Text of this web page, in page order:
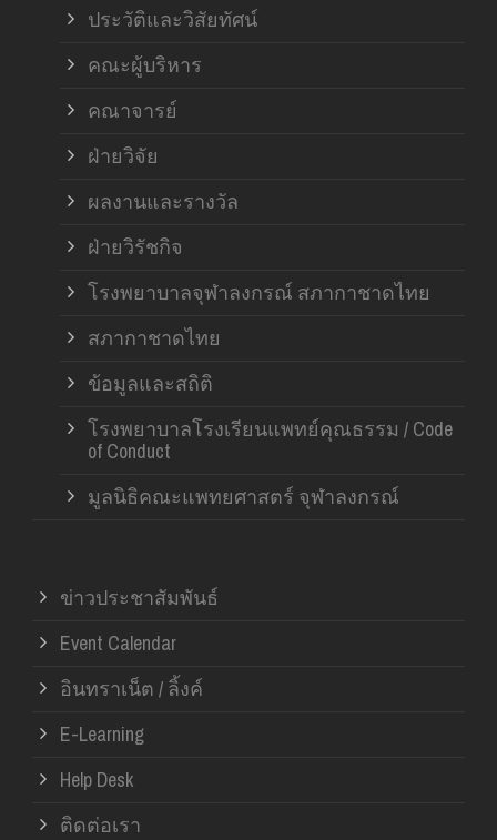
ประวัติและวิสัยทัศน์
คณะผู้บริหาร
คณาจารย์
ฝ่ายวิจัย
ผลงานและรางวัล
ฝ่ายวิรัชกิจ
โรงพยาบาลจุฬาลงกรณ์ สภากาชาดไทย
สภากาชาดไทย
ข้อมูลและสถิติ
โรงพยาบาลโรงเรียนแพทย์คุณธรรม / Code
of Conduct
มูลนิธิคณะแพทยศาสตร์ จุฬาลงกรณ์
ข่าวประชาสัมพันธ์
Event Calendar
อินทราเน็ต / ลิ้งค์
E-Learning
Help Desk
ติดต่อเรา